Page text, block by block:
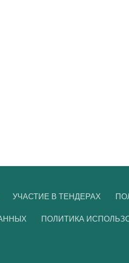
УЧАСТИЕ В ТЕНДЕРАХ
ПОЛИТИКА